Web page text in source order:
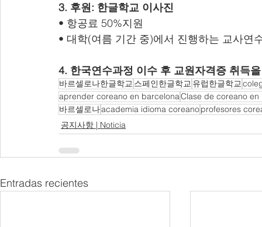
3. 후원: 한글학교 이사진
• 항공료 50%지원
• 대학(여름 기간 중)에서 진행하는 교사연
4. 한국연수과정 이수 후 교원자격증 취득
바르셀로나한글학교 스페인한글학교 유럽한글학교
aprender coreano en barcelonaClase de coreano
바르셀로나academia idioma coreanoprofesores
공지사항 | Noticia
Entradas recientes